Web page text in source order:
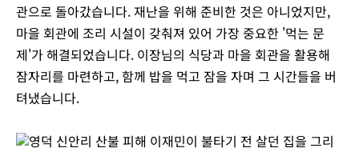
관으로 돌아갔습니다. 재난을 위해 준비한 것은 아니었지만,
마을 회관에 조리 시설이 갖춰져 있어 가장 중요한 '먹는 문
제'가 해결되었습니다. 이장님의 식당과 마을 회관을 활용해
잠자리를 마련하고, 함께 밥을 먹고 잠을 자며 그 시간들을 버
텨냈습니다.